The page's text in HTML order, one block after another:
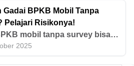
Gadai BPKB Mobil Tanpa
Pelajari Risikonya!
mobil tanpa survey bisa
tetapi risikonya tinggi.
dan cara gadai BPKB
2025